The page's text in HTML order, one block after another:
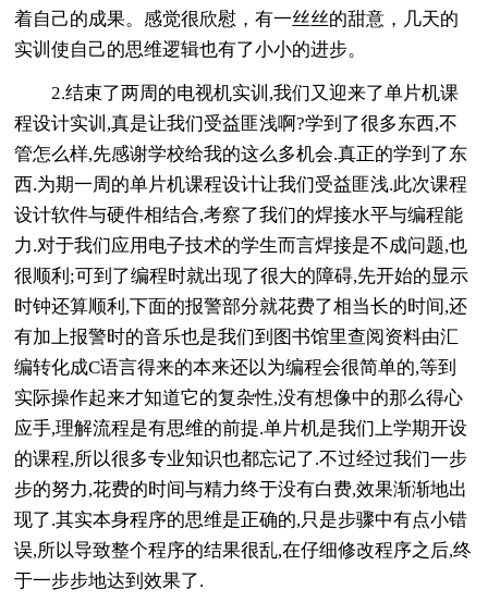
着自己的成果。感觉很欣慰，有一丝丝的甜意，几天的
实训使自己的思维逻辑也有了小小的进步。
2.结束了两周的电视机实训,我们又迎来了单片机课
程设计实训,真是让我们受益匪浅啊?学到了很多东西,不
管怎么样,先感谢学校给我的这么多机会.真正的学到了东
西.为期一周的单片机课程设计让我们受益匪浅.此次课程
设计软件与硬件相结合,考察了我们的焊接水平与编程能
力.对于我们应用电子技术的学生而言焊接是不成问题,也
很顺利;可到了编程时就出现了很大的障碍,先开始的显示
时钟还算顺利,下面的报警部分就花费了相当长的时间,还
有加上报警时的音乐也是我们到图书馆里查阅资料由汇
编转化成C语言得来的本来还以为编程会很简单的,等到
实际操作起来才知道它的复杂性,没有想像中的那么得心
应手,理解流程是有思维的前提.单片机是我们上学期开设
的课程,所以很多专业知识也都忘记了.不过经过我们一步
步的努力,花费的时间与精力终于没有白费,效果渐渐地出
现了.其实本身程序的思维是正确的,只是步骤中有点小错
误,所以导致整个程序的结果很乱,在仔细修改程序之后,终
于一步步地达到效果了.